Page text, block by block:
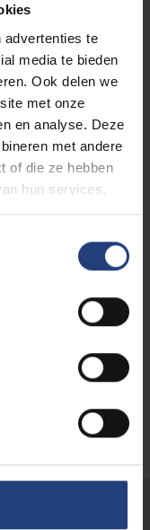
advertenties te
media te bieden
Ook delen we
met onze
en analyse. Deze
met andere
of die ze hebben
hun services.
gaat?
angstig,… ? Blijf
of ga naar
… fout gaat?
persoon
drugs nemen je
excuus zijn om
moet. Je bepaalt